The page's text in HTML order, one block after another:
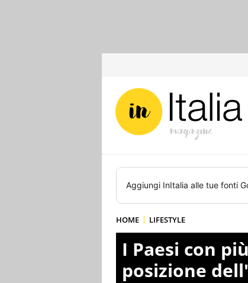
Aggiungi InItalia alle tue fonti
HOME LIFESTYLE
I Paesi con
posizione